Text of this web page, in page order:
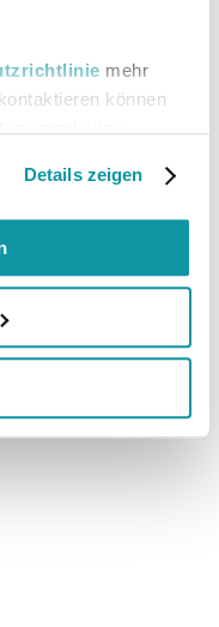
mehr
können
Details zeigen